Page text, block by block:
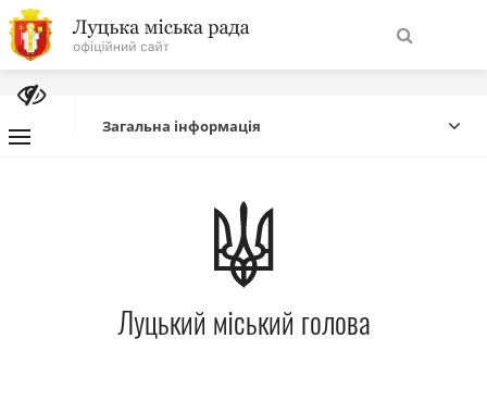
На
головну
Про місто
Міська влада
Міська рада
Загальна інформація
Луцький міський голова